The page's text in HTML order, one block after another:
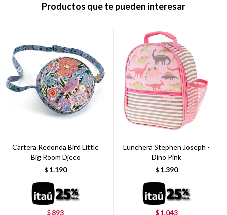
Productos que te pueden interesar
Cartera Redonda Bird Little
Big Room Djeco
$ 1.190
$ 893
Lunchera Stephen Joseph -
Dino Pink
$ 1.390
$ 1.043